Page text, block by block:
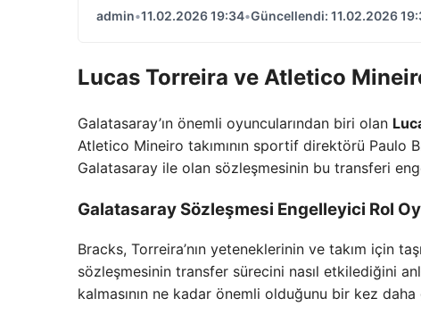
admin•11.02.2026 19:34•Güncellendi: 11.02.2026
Lucas Torreira ve Atletico
Galatasaray’ın önemli oyuncularından biri olan
Atletico Mineiro takımının sportif direktörü Paulo
Galatasaray ile olan sözleşmesinin bu transferi
Galatasaray Sözleşmesi Engelleyici Rol
Bracks, Torreira’nın yeteneklerinin ve takım için
sözleşmesinin transfer sürecini nasıl etkilediğini
kalmasının ne kadar önemli olduğunu bir kez